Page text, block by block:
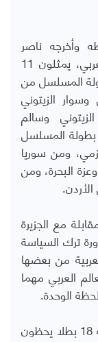
وأخرجه ناصر
الدوسري- 14 ممثلا من قطر والعالم العربي، يمثلون 11
المسلسل من
الزيتوني
وسالم
المسلسل
ومن سوريا
البحرة، ومن
مع الجزيرة
ترك السياسة
من بعضها
العربي مهما
الوحدة.
ويضيف الدوسري أن العمل يشهد مشاركة 18 بطلا يحظون